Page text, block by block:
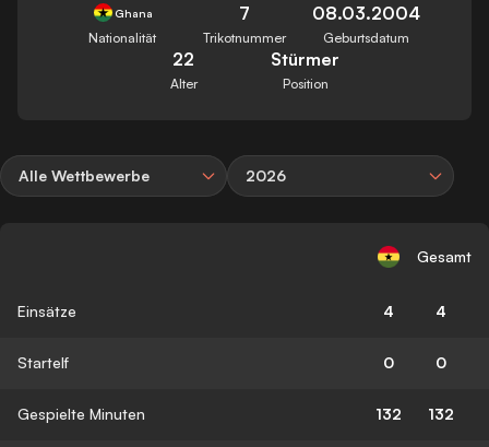
Ghana
Nationalität
7
Trikotnummer
08.03.2004
Geburtsdatum
22
Alter
Stürmer
Position
Alle Wettbewerbe 2026
Gesamt
Einsätze 4 4
Startelf 0 0
Gespielte Minuten 132 132